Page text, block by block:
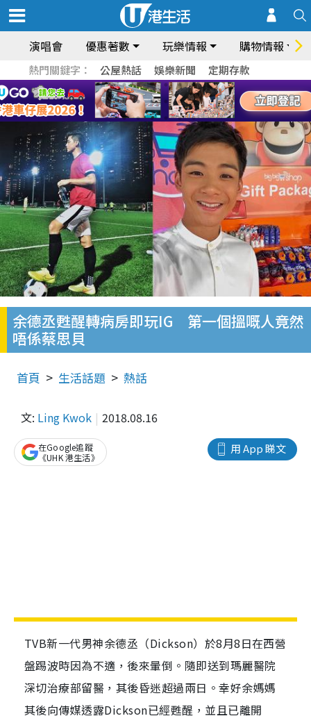
演唱會 優惠著數 玩樂情報 購物情報
熱門關鍵字： 公屋熱話 娛樂新聞 定期存款
余德丞甦醒轉病房即玩IG 第一個搵嘅人竟然
唔係蔡思貝
首頁 生活話題 熱話
文: Ling Kwok 2018.08.16
用 App 睇文
在Google追蹤
《UHK 港生活》
TVB新一代男神余德丞（Dickson）於8月8日在西營
盤踢波時因為不適，後來暈倒。隨即送到瑪麗醫院
深切治療部留醫，其後昏迷超過兩日。幸好余媽媽
其後向傳媒透露Dickson已經甦醒，並且已離開